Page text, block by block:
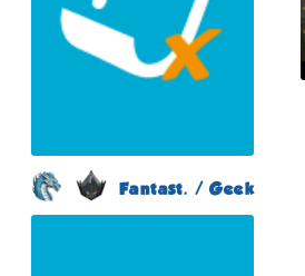
Fantast. / Geek
Japan Otaku Festival